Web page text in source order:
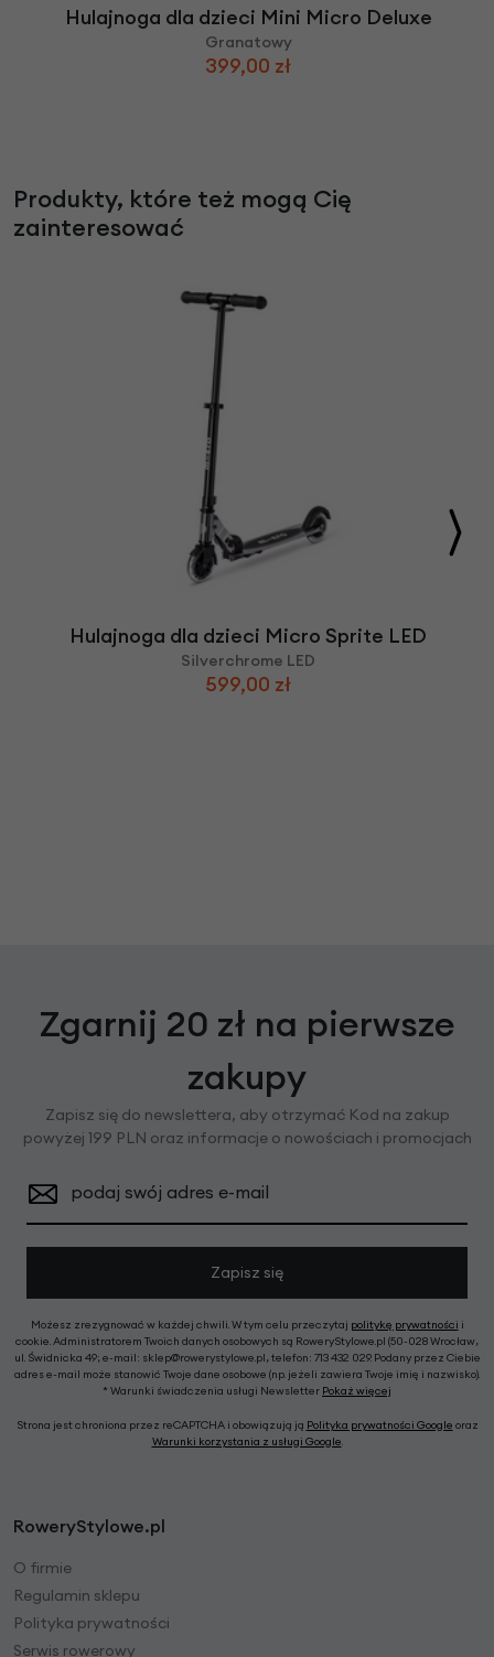
Hulajnoga dla dzieci Mini Micro Deluxe
Granatowy
399,00 zł
Produkty, które też mogą Cię
zainteresować
Hulajnoga dla dzieci Micro Sprite LED
Silverchrome LED
599,00 zł
Zgarnij 20 zł na pierwsze
zakupy
Zapisz się do newslettera, aby otrzymać Kod na zakup
powyżej 199 PLN oraz informacje o nowościach i promocjach
podaj swój adres e-mail
Zapisz się
Możesz zrezygnować w każdej chwili. W tym celu przeczytaj politykę prywatności i
cookie. Administratorem Twoich danych osobowych są RoweryStylowe.pl (50-028 Wrocław,
ul. Świdnicka 49; e-mail: sklep@rowerystylowe.pl, telefon: 713 432 029. Podany przez Ciebie
adres e-mail może stanowić Twoje dane osobowe (np. jeżeli zawiera Twoje imię i nazwisko).
* Warunki świadczenia usługi Newsletter Pokaż więcej
Strona jest chroniona przez reCAPTCHA i obowiązują ją Polityka prywatności Google oraz
Warunki korzystania z usługi Google.
RoweryStylowe.pl
O firmie
Regulamin sklepu
Polityka prywatności
Serwis rowerowy